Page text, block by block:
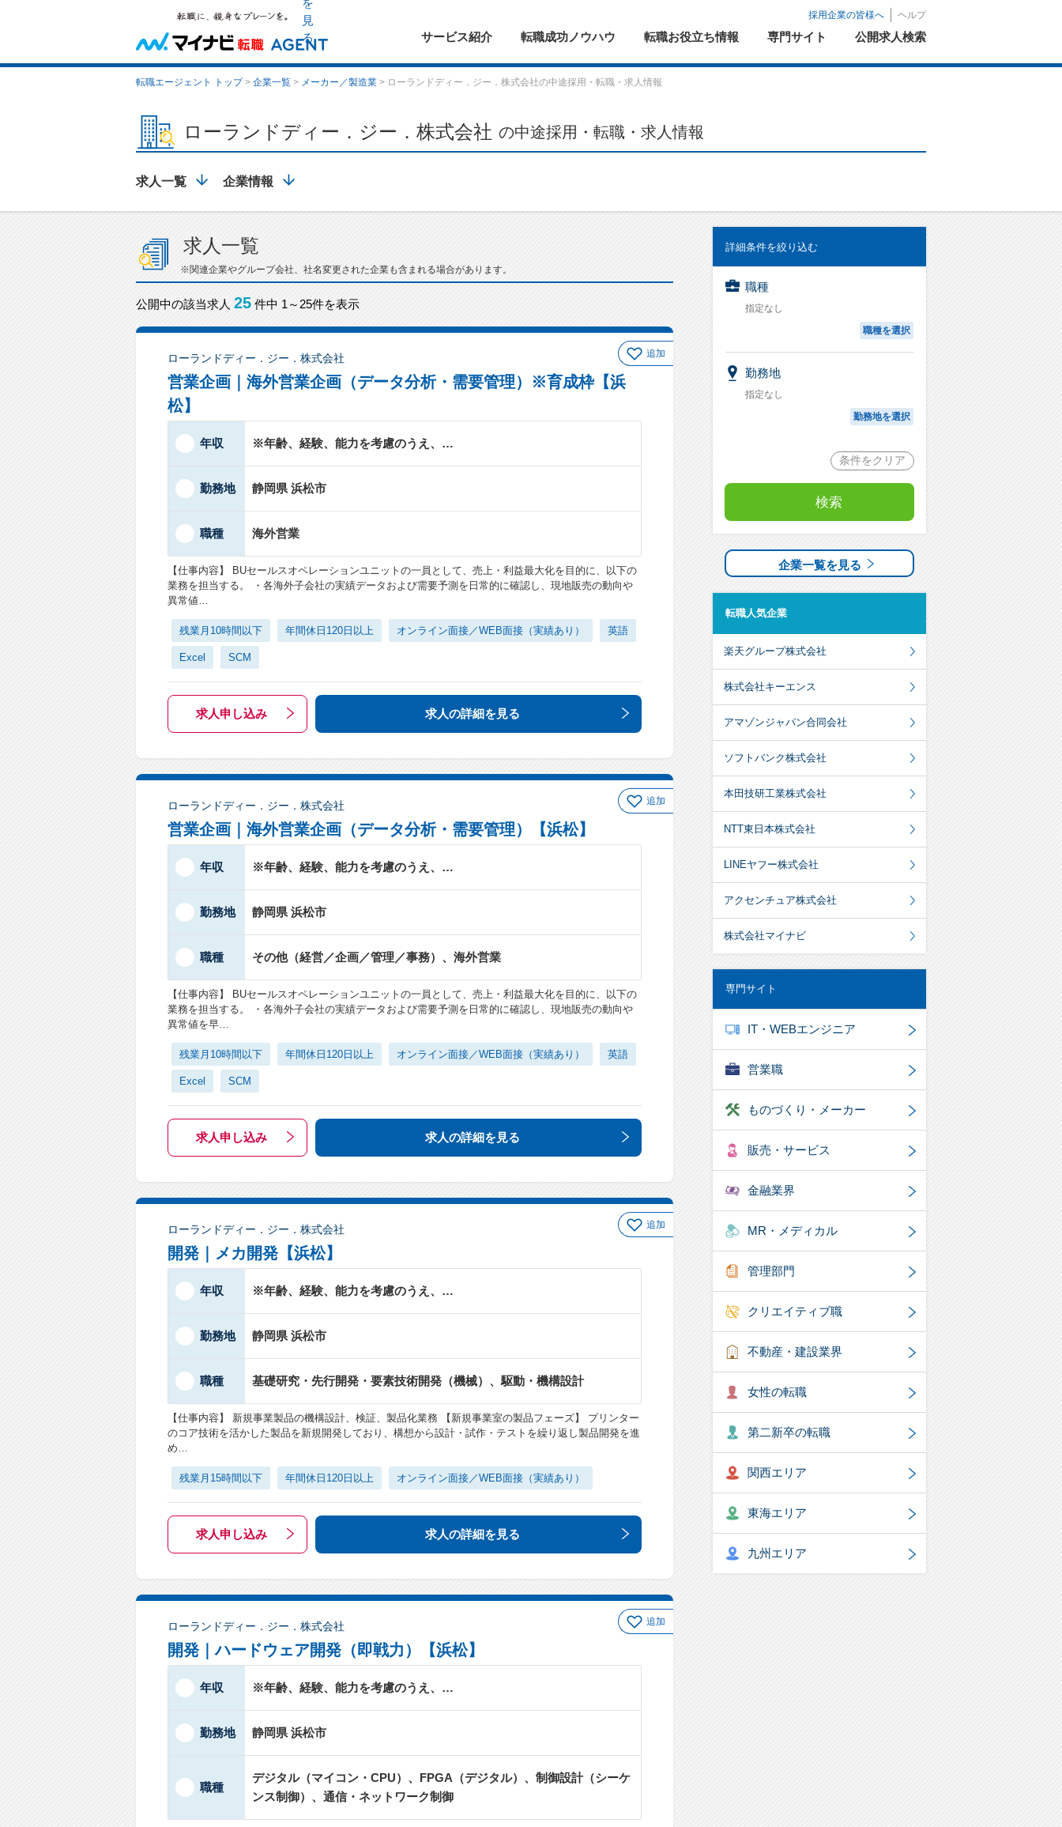
採用企業の皆様へ ヘルプ
サービス紹介 転職成功ノウハウ 転職お役立ち情報 専門サイト 公開求人検索
転職エージェント トップ> 企業一覧 > メーカー／製造業 > ローランドディー．ジー．株式会社の中途採用・転職・求人情報
ローランドディー．ジー．株式会社 の中途採用・転職・求人情報
求人一覧 企業情報
求人一覧
※関連企業やグループ会社、社名変更された企業も含まれる場合があります。
公開中の該当求人 25 件中 1～25件を表示
追加
ローランドディー．ジー．株式会社
営業企画｜海外営業企画（データ分析・需要管理）※育成枠【浜
松】
年収 ※年齢、経験、能力を考慮のうえ、…
勤務地 静岡県 浜松市
職種 海外営業
【仕事内容】 BUセールスオペレーションユニットの一員として、売上・利益最大化を目的に、以下の
業務を担当する。 ・各海外子会社の実績データおよび需要予測を日常的に確認し、現地販売の動向や
異常値…
残業月10時間以下 年間休日120日以上 オンライン面接／WEB面接（実績あり） 英語
Excel SCM
求人申し込み 求人の詳細を見る
追加
ローランドディー．ジー．株式会社
営業企画｜海外営業企画（データ分析・需要管理）【浜松】
年収 ※年齢、経験、能力を考慮のうえ、…
勤務地 静岡県 浜松市
職種 その他（経営／企画／管理／事務）、海外営業
【仕事内容】 BUセールスオペレーションユニットの一員として、売上・利益最大化を目的に、以下の
業務を担当する。 ・各海外子会社の実績データおよび需要予測を日常的に確認し、現地販売の動向や
異常値を早…
残業月10時間以下 年間休日120日以上 オンライン面接／WEB面接（実績あり） 英語
Excel SCM
求人申し込み 求人の詳細を見る
追加
ローランドディー．ジー．株式会社
開発｜メカ開発【浜松】
年収 ※年齢、経験、能力を考慮のうえ、…
勤務地 静岡県 浜松市
職種 基礎研究・先行開発・要素技術開発（機械）、駆動・機構設計
【仕事内容】 新規事業製品の機構設計、検証、製品化業務 【新規事業室の製品フェーズ】 プリンター
のコア技術を活かした製品を新規開発しており、構想から設計・試作・テストを繰り返し製品開発を進
め…
残業月15時間以下 年間休日120日以上 オンライン面接／WEB面接（実績あり）
求人申し込み 求人の詳細を見る
追加
ローランドディー．ジー．株式会社
開発｜ハードウェア開発（即戦力）【浜松】
年収 ※年齢、経験、能力を考慮のうえ、…
勤務地 静岡県 浜松市
職種
デジタル（マイコン・CPU）、FPGA（デジタル）、制御設計（シーケ
ンス制御）、通信・ネットワーク制御
詳細条件を絞り込む
職種
指定なし
職種を選択
勤務地
指定なし
勤務地を選択
条件をクリア
検索
企業一覧を見る
転職人気企業
楽天グループ株式会社
株式会社キーエンス
アマゾンジャパン合同会社
ソフトバンク株式会社
本田技研工業株式会社
NTT東日本株式会社
LINEヤフー株式会社
アクセンチュア株式会社
株式会社マイナビ
専門サイト
IT・WEBエンジニア
営業職
ものづくり・メーカー
販売・サービス
金融業界
MR・メディカル
管理部門
クリエイティブ職
不動産・建設業界
女性の転職
第二新卒の転職
関西エリア
東海エリア
九州エリア
を
見
る